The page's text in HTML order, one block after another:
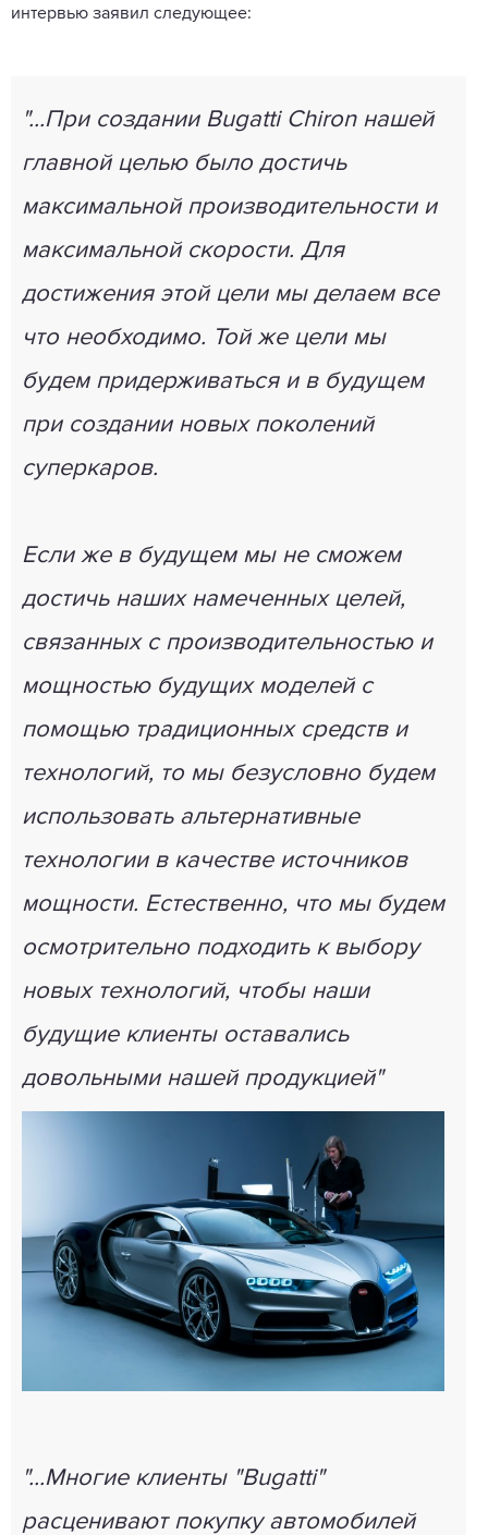
интервью заявил следующее:
"...При создании Bugatti Chiron нашей
главной целью было достичь
максимальной производительности и
максимальной скорости. Для
достижения этой цели мы делаем все
что необходимо. Той же цели мы
будем придерживаться и в будущем
при создании новых поколений
суперкаров.
Если же в будущем мы не сможем
достичь наших намеченных целей,
связанных с производительностью и
мощностью будущих моделей с
помощью традиционных средств и
технологий, то мы безусловно будем
использовать альтернативные
технологии в качестве источников
мощности. Естественно, что мы будем
осмотрительно подходить к выбору
новых технологий, чтобы наши
будущие клиенты оставались
довольными нашей продукцией"
"...Многие клиенты "Bugatti"
расценивают покупку автомобилей